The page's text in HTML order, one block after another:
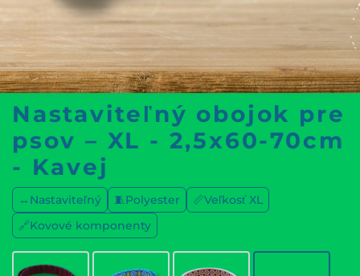
Nastaviteľný obojok pre
psov – XL - 2,5x60-70cm
- Kavej
↔️Nastaviteľný 🧵Polyester
📏Veľkosť XL
🔗Kovové komponenty